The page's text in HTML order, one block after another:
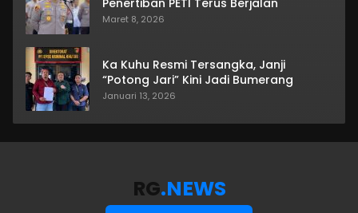
Penertiban PETI Terus Berjalan
Maret 8, 2026
Ka Kuhu Resmi Tersangka, Janji
“Potong Jari” Kini Jadi Bumerang
Januari 13, 2026
RG.NEWS